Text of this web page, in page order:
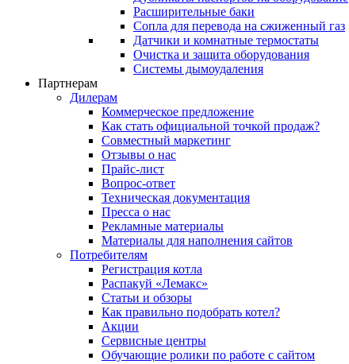
Расширительные баки
Сопла для перевода на сжиженный газ
Датчики и комнатные термостаты
Очистка и защита оборудования
Системы дымоудаления
Партнерам
Дилерам
Коммерческое предложение
Как стать официальной точкой продаж?
Совместный маркетинг
Отзывы о нас
Прайс-лист
Вопрос-ответ
Техническая документация
Пресса о нас
Рекламные материалы
Материалы для наполнения сайтов
Потребителям
Регистрация котла
Распакуй «Лемакс»
Статьи и обзоры
Как правильно подобрать котел?
Акции
Сервисные центры
Обучающие ролики по работе с сайтом